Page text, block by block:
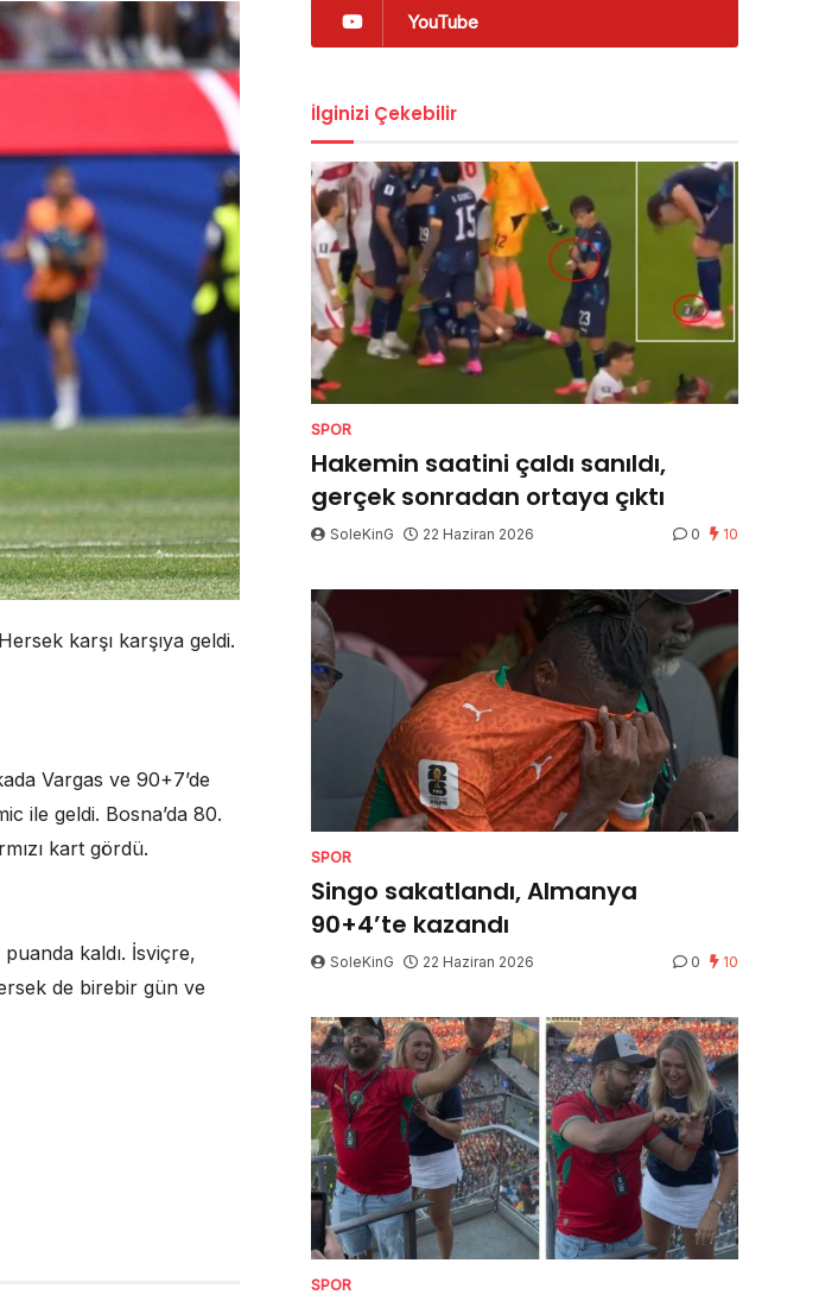
karşı karşıya geldi.
Vargas ve 90+7’de
ile geldi. Bosna’da 80.
kart gördü.
kaldı. İsviçre,
de birebir gün ve
YouTube
İlginizi Çekebilir
SPOR
Hakemin saatini çaldı sanıldı,
gerçek sonradan ortaya çıktı
SoleKinG 22 Haziran 2026 0 10
SPOR
Singo sakatlandı, Almanya
90+4’te kazandı
SoleKinG 22 Haziran 2026 0 10
SPOR